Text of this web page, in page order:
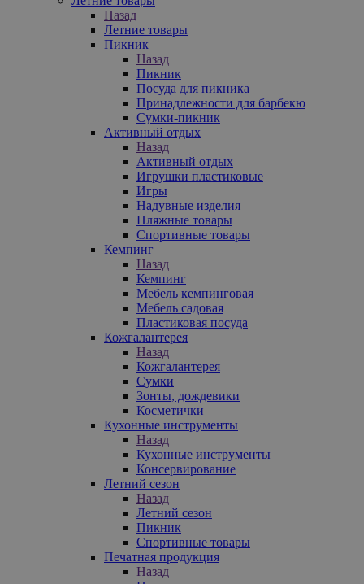
Назад
Летние товары
Пикник
Назад
Пикник
Посуда для пикника
Принадлежности для барбекю
Сумки-пикник
Активный отдых
Назад
Активный отдых
Игрушки пластиковые
Игры
Надувные изделия
Пляжные товары
Спортивные товары
Кемпинг
Назад
Кемпинг
Мебель кемпинговая
Мебель садовая
Пластиковая посуда
Кожгалантерея
Назад
Кожгалантерея
Сумки
Зонты, дождевики
Косметички
Кухонные инструменты
Назад
Кухонные инструменты
Консервирование
Летний сезон
Назад
Летний сезон
Пикник
Спортивные товары
Печатная продукция
Назад